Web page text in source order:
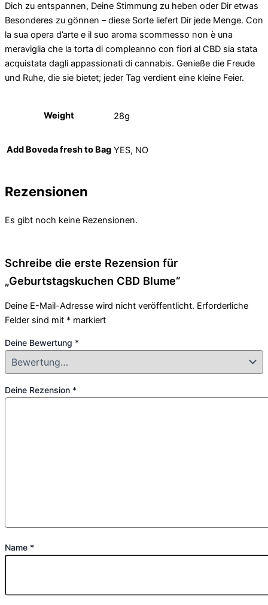
Dich zu entspannen, Deine Stimmung zu heben oder Dir etwas
Besonderes zu gönnen – diese Sorte liefert Dir jede Menge. Con
la sua opera d’arte e il suo aroma scommesso non è una
meraviglia che la torta di compleanno con fiori al CBD sia stata
acquistata dagli appassionati di cannabis. Genieße die Freude
und Ruhe, die sie bietet; jeder Tag verdient eine kleine Feier.
Weight 28g
Add Boveda fresh to Bag YES, NO
Rezensionen
Es gibt noch keine Rezensionen.
Schreibe die erste Rezension für
„Geburtstagskuchen CBD Blume“
Deine E-Mail-Adresse wird nicht veröffentlicht. Erforderliche
Felder sind mit * markiert
Deine Bewertung *
Deine Rezension *
Name *